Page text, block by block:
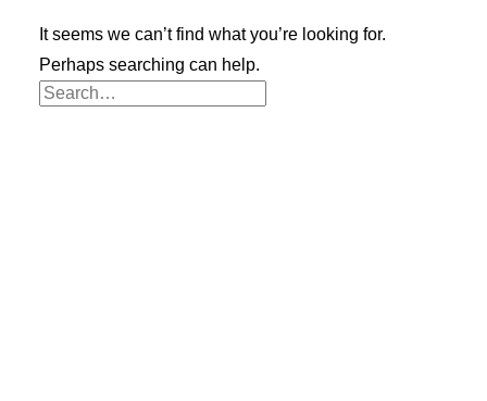
It seems we can’t find what you’re looking for.
Perhaps searching can help.